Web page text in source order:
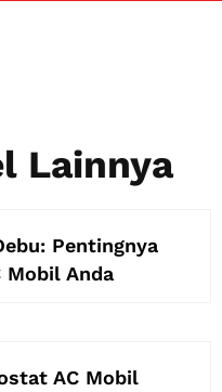
Lainnya
Pentingnya
Mobil Anda
AC Mobil